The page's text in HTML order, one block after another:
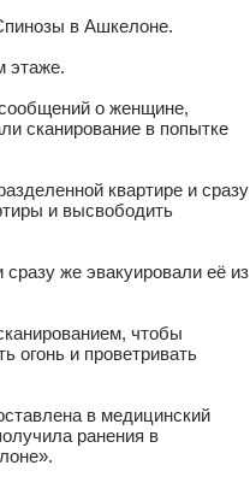
в Ашкелоне.
этаже.
о женщине,
сканирование в попытке
квартире и сразу
и высвободить
же эвакуировали её из
чтобы
огонь и проветривать
​​в медицинский
ранения в